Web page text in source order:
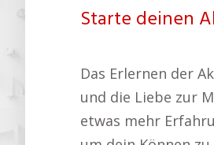
Starte deinen
Das Erlernen der
und die Liebe zur
etwas mehr